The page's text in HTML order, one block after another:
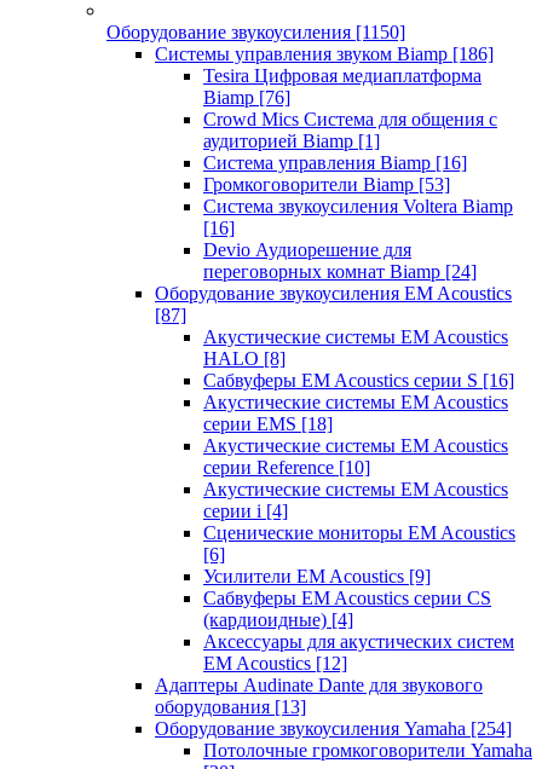
Оборудование звукоусиления [1150]
Системы управления звуком Biamp [186]
Tesira Цифровая медиаплатформа
Biamp [76]
Crowd Mics Система для общения с
аудиторией Biamp [1]
Система управления Biamp [16]
Громкоговорители Biamp [53]
Система звукоусиления Voltera Biamp
[16]
Devio Аудиорешение для
переговорных комнат Biamp [24]
Оборудование звукоусиления EM Acoustics
[87]
Акустические системы EM Acoustics
HALO [8]
Сабвуферы EM Acoustics серии S [16]
Акустические системы EM Acoustics
серии EMS [18]
Акустические системы EM Acoustics
серии Reference [10]
Акустические системы EM Acoustics
серии i [4]
Сценические мониторы EM Acoustics
[6]
Усилители EM Acoustics [9]
Сабвуферы EM Acoustics серии CS
(кардиоидные) [4]
Аксессуары для акустических систем
EM Acoustics [12]
Адаптеры Audinate Dante для звукового
оборудования [13]
Оборудование звукоусиления Yamaha [254]
Потолочные громкоговорители Yamaha